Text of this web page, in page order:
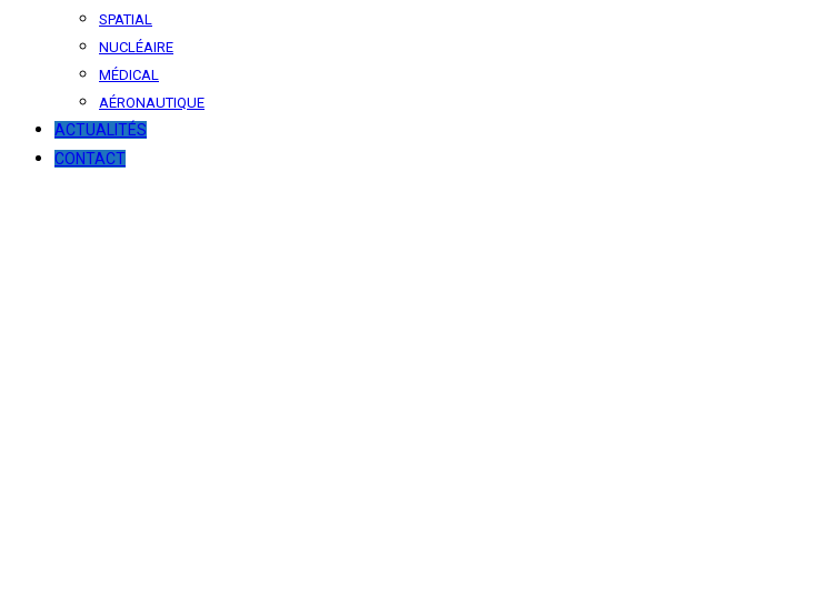
SPATIAL
NUCLÉAIRE
MÉDICAL
AÉRONAUTIQUE
ACTUALITÉS
CONTACT